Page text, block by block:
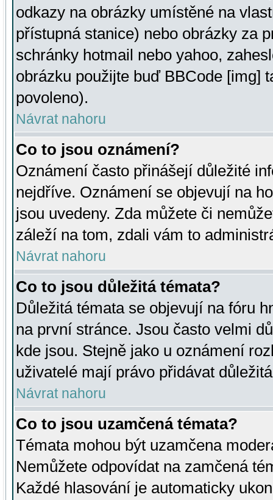
odkazy na obrázky umístěné na
přístupná stanice) nebo obrázky za
schránky hotmail nebo yahoo,
obrázku použijte buď BBCode [img]
povoleno).
Návrat nahoru
Co to jsou oznámení?
Oznámení často přinášejí důležité
nejdříve. Oznámení se objevují na
jsou uvedeny. Zda můžete či
záleží na tom, zdali vám to
Návrat nahoru
Co to jsou důležitá témata?
Důležitá témata se objevují na fóru
na první stránce. Jsou často velmi
kde jsou. Stejně jako u oznámení
uživatelé mají právo přidávat
Návrat nahoru
Co to jsou uzamčená témata?
Témata mohou být uzamčena
Nemůžete odpovídat na zamčená
Každé hlasování je automaticky